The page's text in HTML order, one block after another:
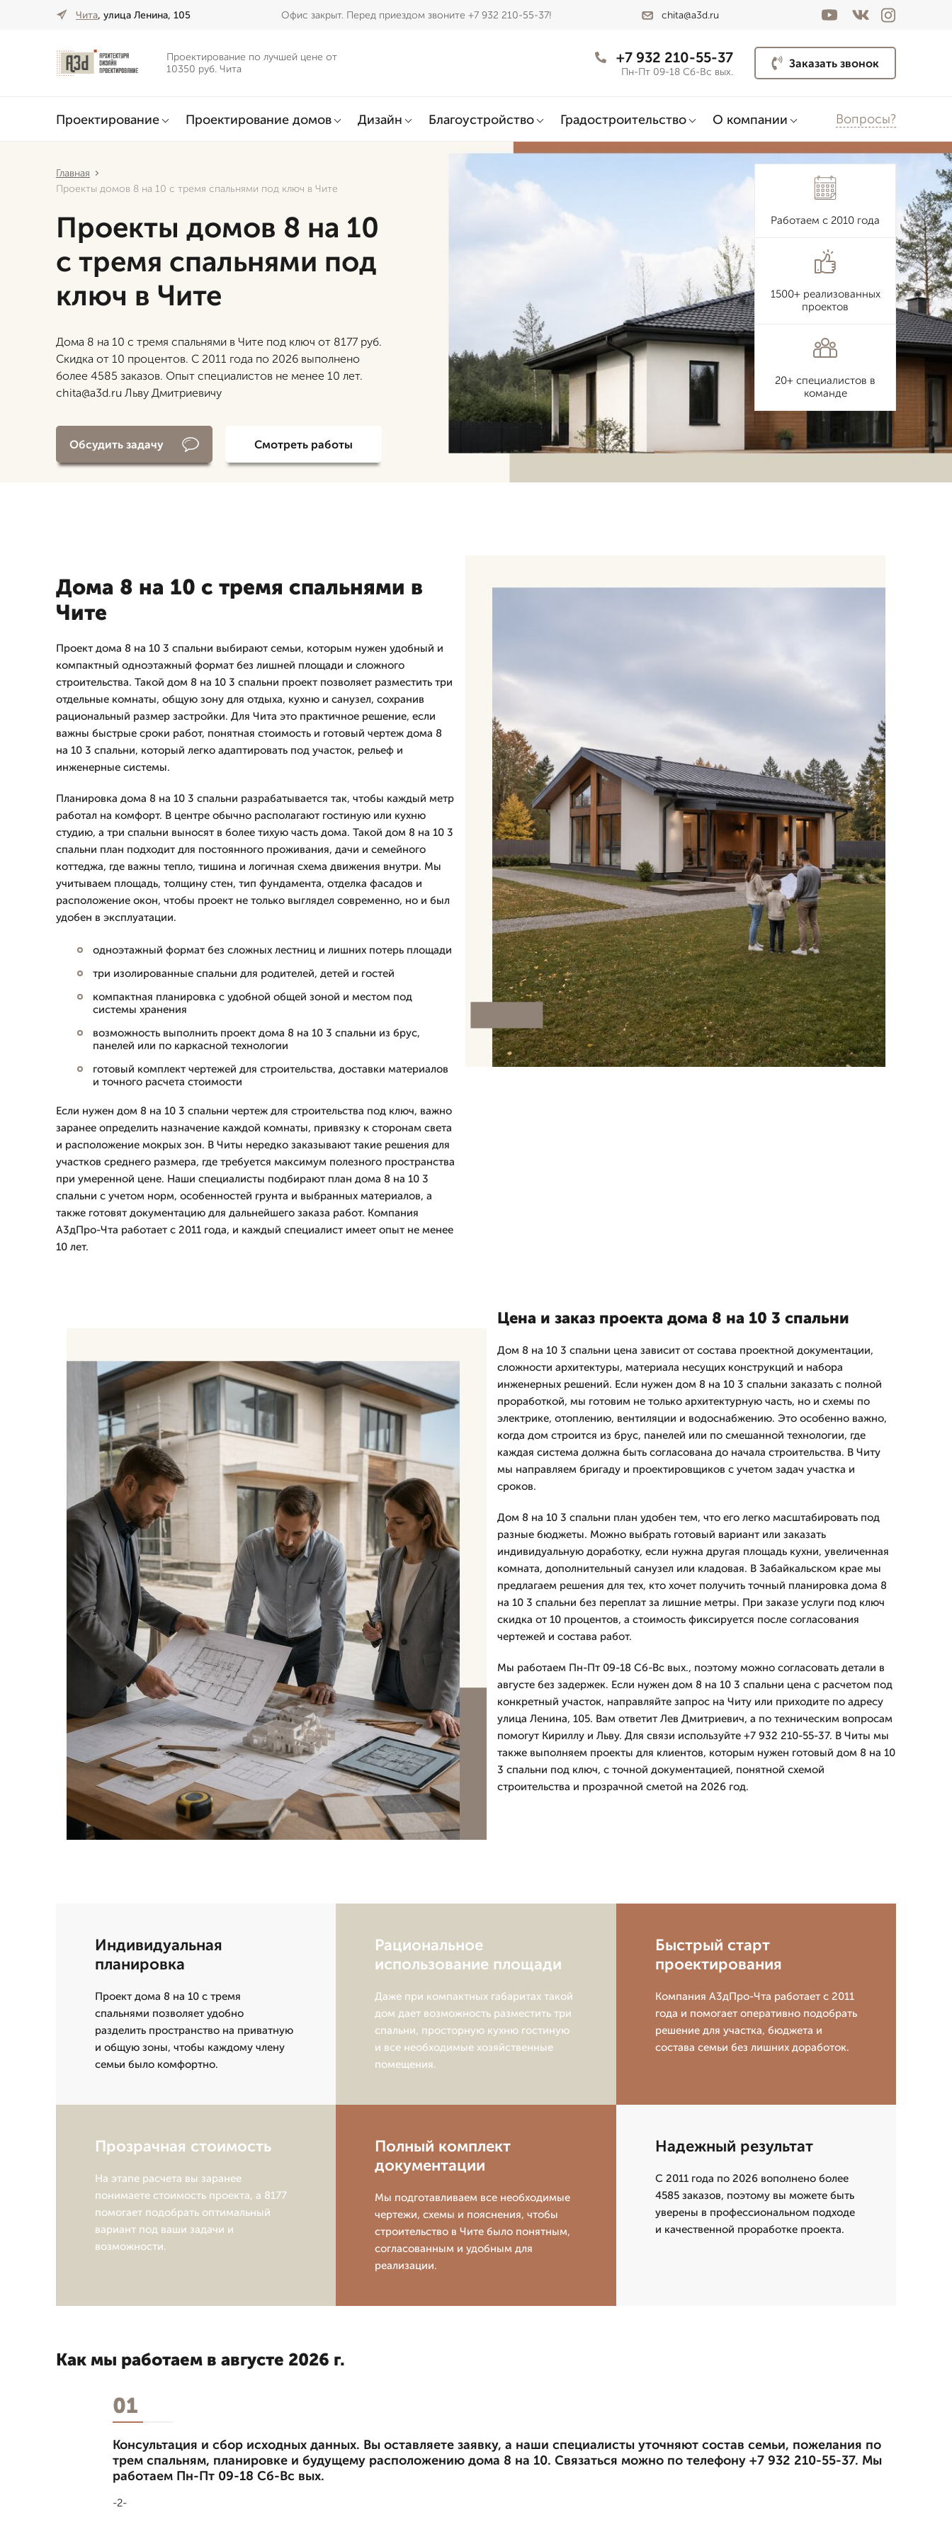
Чита, улица Ленина, 105 Офис закрыт. Перед приездом звоните +7 932 210-55-37! chita@a3d.ru
Проектирование по лучшей цене от
10350 руб. Чита
+7 932 210-55-37
Пн-Пт 09-18 Сб-Вс вых.
Заказать звонок
Проектирование Проектирование домов Дизайн Благоустройство Градостроительство О компании Вопросы?
Главная
Проекты домов 8 на 10 с тремя спальнями под ключ в Чите
Проекты домов 8 на 10
с тремя спальнями под
ключ в Чите
Дома 8 на 10 с тремя спальнями в Чите под ключ от 8177 руб.
Скидка от 10 процентов. С 2011 года по 2026 выполнено
более 4585 заказов. Опыт специалистов не менее 10 лет.
chita@a3d.ru Льву Дмитриевичу
Обсудить задачу Смотреть работы
Работаем с 2010 года
1500+ реализованных
проектов
20+ специалистов в
команде
Дома 8 на 10 с тремя спальнями в
Чите
Проект дома 8 на 10 3 спальни выбирают семьи, которым нужен удобный и
компактный одноэтажный формат без лишней площади и сложного
строительства. Такой дом 8 на 10 3 спальни проект позволяет разместить три
отдельные комнаты, общую зону для отдыха, кухню и санузел, сохранив
рациональный размер застройки. Для Чита это практичное решение, если
важны быстрые сроки работ, понятная стоимость и готовый чертеж дома 8
на 10 3 спальни, который легко адаптировать под участок, рельеф и
инженерные системы.
Планировка дома 8 на 10 3 спальни разрабатывается так, чтобы каждый метр
работал на комфорт. В центре обычно располагают гостиную или кухню
студию, а три спальни выносят в более тихую часть дома. Такой дом 8 на 10 3
спальни план подходит для постоянного проживания, дачи и семейного
коттеджа, где важны тепло, тишина и логичная схема движения внутри. Мы
учитываем площадь, толщину стен, тип фундамента, отделка фасадов и
расположение окон, чтобы проект не только выглядел современно, но и был
удобен в эксплуатации.
одноэтажный формат без сложных лестниц и лишних потерь площади
три изолированные спальни для родителей, детей и гостей
компактная планировка с удобной общей зоной и местом под
системы хранения
возможность выполнить проект дома 8 на 10 3 спальни из брус,
панелей или по каркасной технологии
готовый комплект чертежей для строительства, доставки материалов
и точного расчета стоимости
Если нужен дом 8 на 10 3 спальни чертеж для строительства под ключ, важно
заранее определить назначение каждой комнаты, привязку к сторонам света
и расположение мокрых зон. В Читы нередко заказывают такие решения для
участков среднего размера, где требуется максимум полезного пространства
при умеренной цене. Наши специалисты подбирают план дома 8 на 10 3
спальни с учетом норм, особенностей грунта и выбранных материалов, а
также готовят документацию для дальнейшего заказа работ. Компания
А3дПро-Чта работает с 2011 года, и каждый специалист имеет опыт не менее
10 лет.
Цена и заказ проекта дома 8 на 10 3 спальни
Дом 8 на 10 3 спальни цена зависит от состава проектной документации,
сложности архитектуры, материала несущих конструкций и набора
инженерных решений. Если нужен дом 8 на 10 3 спальни заказать с полной
проработкой, мы готовим не только архитектурную часть, но и схемы по
электрике, отоплению, вентиляции и водоснабжению. Это особенно важно,
когда дом строится из брус, панелей или по смешанной технологии, где
каждая система должна быть согласована до начала строительства. В Читу
мы направляем бригаду и проектировщиков с учетом задач участка и
сроков.
Дом 8 на 10 3 спальни план удобен тем, что его легко масштабировать под
разные бюджеты. Можно выбрать готовый вариант или заказать
индивидуальную доработку, если нужна другая площадь кухни, увеличенная
комната, дополнительный санузел или кладовая. В Забайкальском крае мы
предлагаем решения для тех, кто хочет получить точный планировка дома 8
на 10 3 спальни без переплат за лишние метры. При заказе услуги под ключ
скидка от 10 процентов, а стоимость фиксируется после согласования
чертежей и состава работ.
Мы работаем Пн-Пт 09-18 Сб-Вс вых., поэтому можно согласовать детали в
августе без задержек. Если нужен дом 8 на 10 3 спальни цена с расчетом под
конкретный участок, направляйте запрос на Читу или приходите по адресу
улица Ленина, 105. Вам ответит Лев Дмитpиевич, а по техническим вопросам
помогут Кириллу и Льву. Для связи используйте +7 932 210-55-37. В Читы мы
также выполняем проекты для клиентов, которым нужен готовый дом 8 на 10
3 спальни под ключ, с точной документацией, понятной схемой
строительства и прозрачной сметой на 2026 год.
Индивидуальная
планировка
Проект дома 8 на 10 с тремя
спальнями позволяет удобно
разделить пространство на приватную
и общую зоны, чтобы каждому члену
семьи было комфортно.
Рациональное
использование площади
Даже при компактных габаритах такой
дом дает возможность разместить три
спальни, просторную кухню гостиную
и все необходимые хозяйственные
помещения.
Быстрый старт
проектирования
Компания А3дПро-Чта работает с 2011
года и помогает оперативно подобрать
решение для участка, бюджета и
состава семьи без лишних доработок.
Прозрачная стоимость
На этапе расчета вы заранее
понимаете стоимость проекта, а 8177
помогает подобрать оптимальный
вариант под ваши задачи и
возможности.
Полный комплект
документации
Мы подготавливаем все необходимые
чертежи, схемы и пояснения, чтобы
строительство в Чите было понятным,
согласованным и удобным для
реализации.
Надежный результат
С 2011 года по 2026 вополнено более
4585 заказов, поэтому вы можете быть
уверены в профессиональном подходе
и качественной проработке проекта.
Как мы работаем в августе 2026 г.
01
Консультация и сбор исходных данных. Вы оставляете заявку, а наши специалисты уточняют состав семьи, пожелания по
трем спальням, планировке и будущему расположению дома 8 на 10. Связаться можно по телефону +7 932 210-55-37. Мы
работаем Пн-Пт 09-18 Сб-Вс вых.
-2-